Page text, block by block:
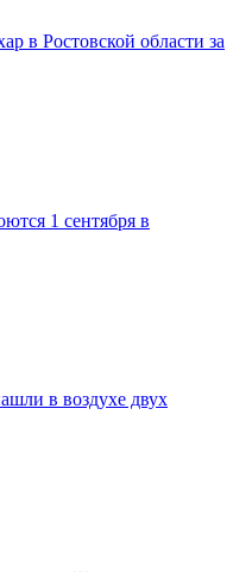
в Ростовской области за
1 сентября в
в воздухе двух